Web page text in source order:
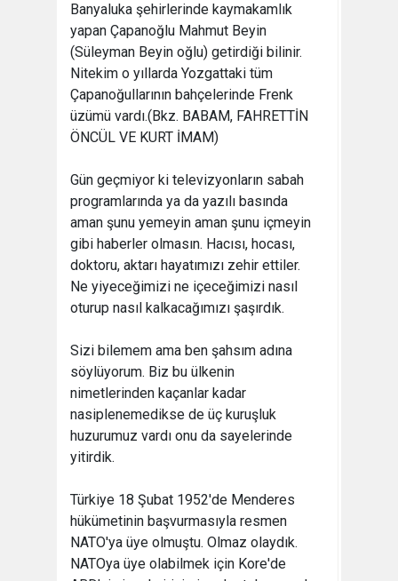
Banyaluka şehirlerinde kaymakamlık
yapan Çapanoğlu Mahmut Beyin
(Süleyman Beyin oğlu) getirdiği bilinir.
Nitekim o yıllarda Yozgattaki tüm
Çapanoğullarının bahçelerinde Frenk
üzümü vardı.(Bkz. BABAM, FAHRETTİN
ÖNCÜL VE KURT İMAM)
Gün geçmiyor ki televizyonların sabah
programlarında ya da yazılı basında
aman şunu yemeyin aman şunu içmeyin
gibi haberler olmasın. Hacısı, hocası,
doktoru, aktarı hayatımızı zehir ettiler.
Ne yiyeceğimizi ne içeceğimizi nasıl
oturup nasıl kalkacağımızı şaşırdık.
Sizi bilemem ama ben şahsım adına
söylüyorum. Biz bu ülkenin
nimetlerinden kaçanlar kadar
nasiplenemedikse de üç kuruşluk
huzurumuz vardı onu da sayelerinde
yitirdik.
Türkiye 18 Şubat 1952'de Menderes
hükümetinin başvurmasıyla resmen
NATO'ya üye olmuştu. Olmaz olaydık.
NATOya üye olabilmek için Kore'de